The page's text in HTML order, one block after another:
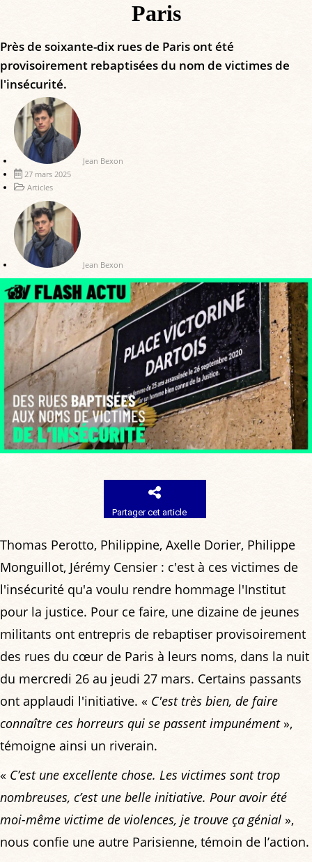
Paris
Près de soixante-dix rues de Paris ont été
provisoirement rebaptisées du nom de victimes de
l'insécurité.
Jean Bexon
27 mars 2025
Articles
Jean Bexon
Partager cet article
Thomas Perotto, Philippine, Axelle Dorier, Philippe
Monguillot, Jérémy Censier : c'est à ces victimes de
l'insécurité qu'a voulu rendre hommage l'Institut
pour la justice. Pour ce faire, une dizaine de jeunes
militants ont entrepris de rebaptiser provisoirement
des rues du cœur de Paris à leurs noms, dans la nuit
du mercredi 26 au jeudi 27 mars. Certains passants
ont applaudi l'initiative. « C'est très bien, de faire
connaître ces horreurs qui se passent impunément»,
témoigne ainsi un riverain.
« C’est une excellente chose. Les victimes sont trop
nombreuses, c’est une belle initiative. Pour avoir été
moi-même victime de violences, je trouve ça génial »,
nous confie une autre Parisienne, témoin de l’action.